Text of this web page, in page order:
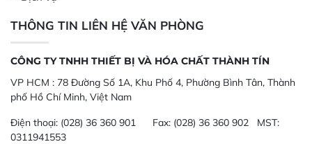
THÔNG TIN LIÊN HỆ VĂN PHÒNG
CÔNG TY TNHH THIẾT BỊ VÀ HÓA CHẤT THÀNH TÍN
VP HCM : 78 Đường Số 1A, Khu Phố 4, Phường Bình Tân, Thành
phố Hồ Chí Minh, Việt Nam
Điện thoại: (028) 36 360 901 Fax: (028) 36 360 902 MST:
0311941553